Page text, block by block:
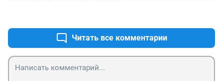
государственного строя страны!
А ревизия ее норм, продиктованная политической
конъюнктурой, – прямой путь к кризису власти и к
расшатыванию органов власти, к опасным
государственным конфликтам!
Читать все комментарии